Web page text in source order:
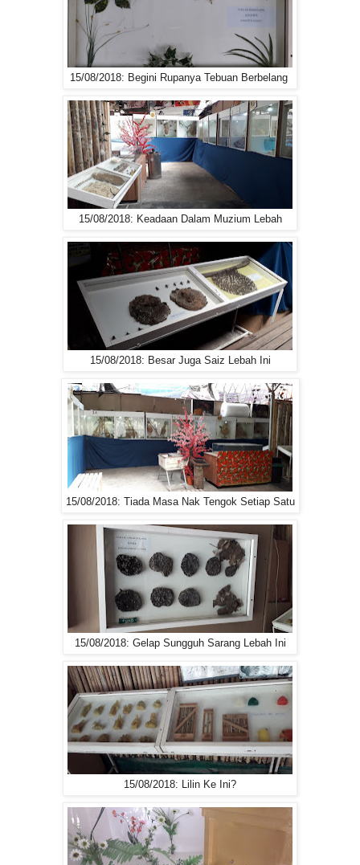
15/08/2018: Begini Rupanya Tebuan Berbelang
15/08/2018: Keadaan Dalam Muzium Lebah
15/08/2018: Besar Juga Saiz Lebah Ini
15/08/2018: Tiada Masa Nak Tengok Setiap Satu
15/08/2018: Gelap Sungguh Sarang Lebah Ini
15/08/2018: Lilin Ke Ini?